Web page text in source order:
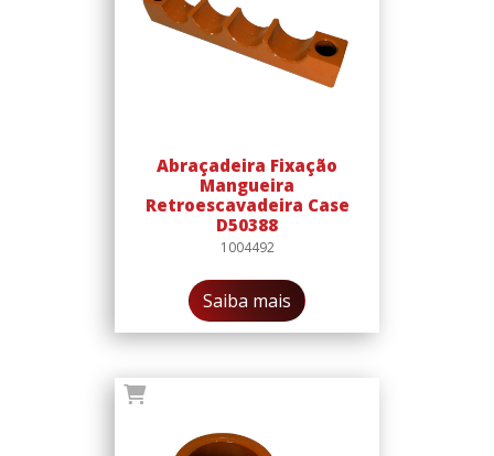
Abraçadeira Fixação
Mangueira
Retroescavadeira Case
D50388
1004492
Saiba mais